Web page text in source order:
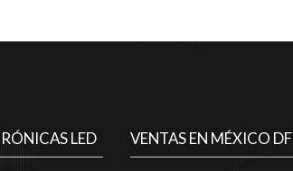
LED VENTAS EN MÉXICO DF